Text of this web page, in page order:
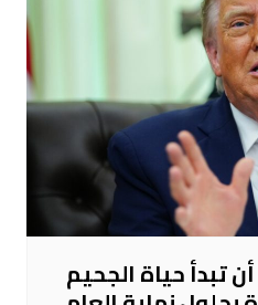
تبدأ حياة الجحيم